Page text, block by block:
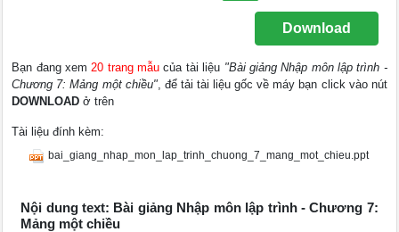
Download
Bạn đang xem20 trang mẫu của tài liệu "Bài giảng Nhập môn lập trình -
Chương 7: Mảng một chiều", để tải tài liệu gốc về máy bạn click vào nút
DOWNLOAD ở trên
Tài liệu đính kèm:
bai_giang_nhap_mon_lap_trinh_chuong_7_mang_mot_chieu.ppt
Nội dung text: Bài giảng Nhập môn lập trình - Chương 7:
Mảng một chiều